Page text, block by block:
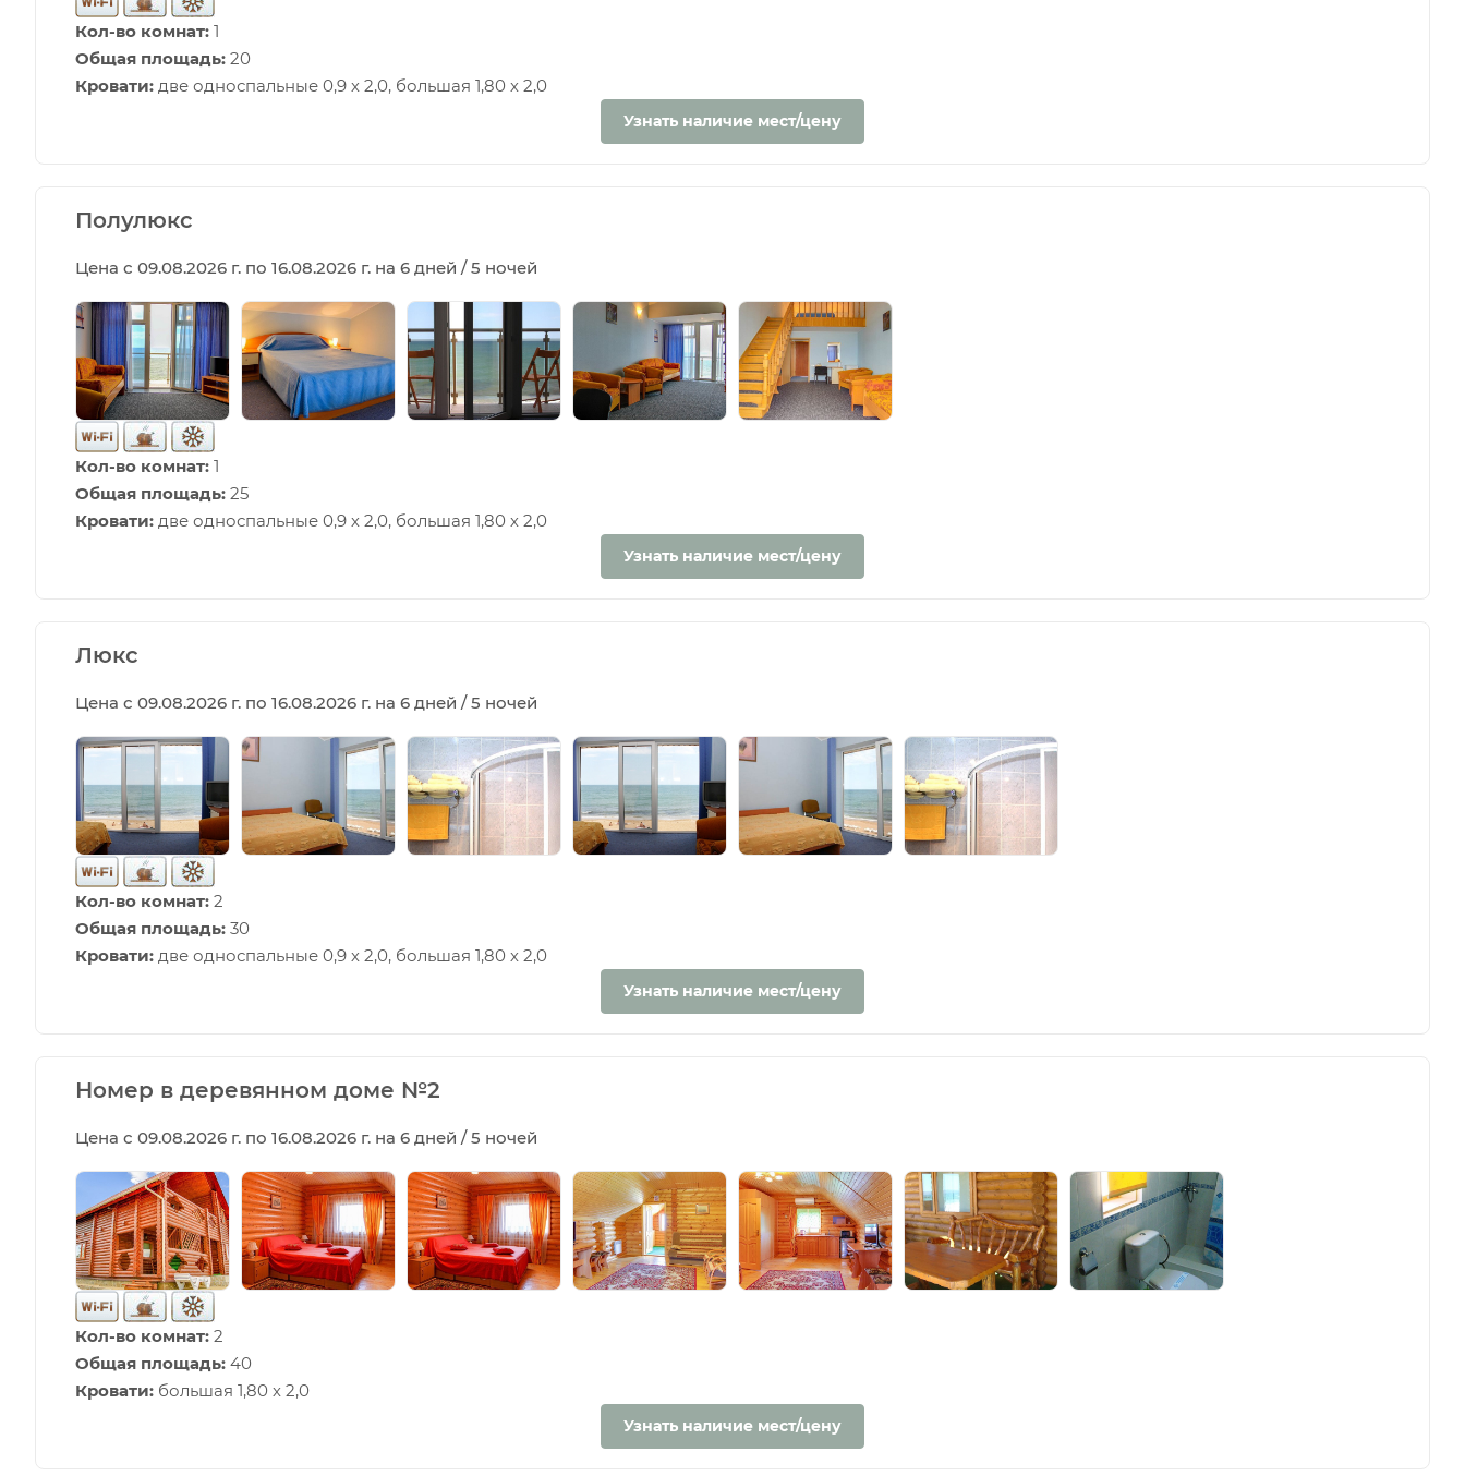
Кол-во комнат: 1
Общая площадь: 20
Кровати: две односпальные 0,9 х 2,0, большая 1,80 х 2,0
Узнать наличие мест/цену
Полулюкс
Цена с 09.08.2026 г. по 16.08.2026 г. на 6 дней / 5 ночей
Кол-во комнат: 1
Общая площадь: 25
Кровати: две односпальные 0,9 х 2,0, большая 1,80 х 2,0
Узнать наличие мест/цену
Люкс
Цена с 09.08.2026 г. по 16.08.2026 г. на 6 дней / 5 ночей
Кол-во комнат: 2
Общая площадь: 30
Кровати: две односпальные 0,9 х 2,0, большая 1,80 х 2,0
Узнать наличие мест/цену
Номер в деревянном доме №2
Цена с 09.08.2026 г. по 16.08.2026 г. на 6 дней / 5 ночей
Кол-во комнат: 2
Общая площадь: 40
Кровати: большая 1,80 х 2,0
Узнать наличие мест/цену